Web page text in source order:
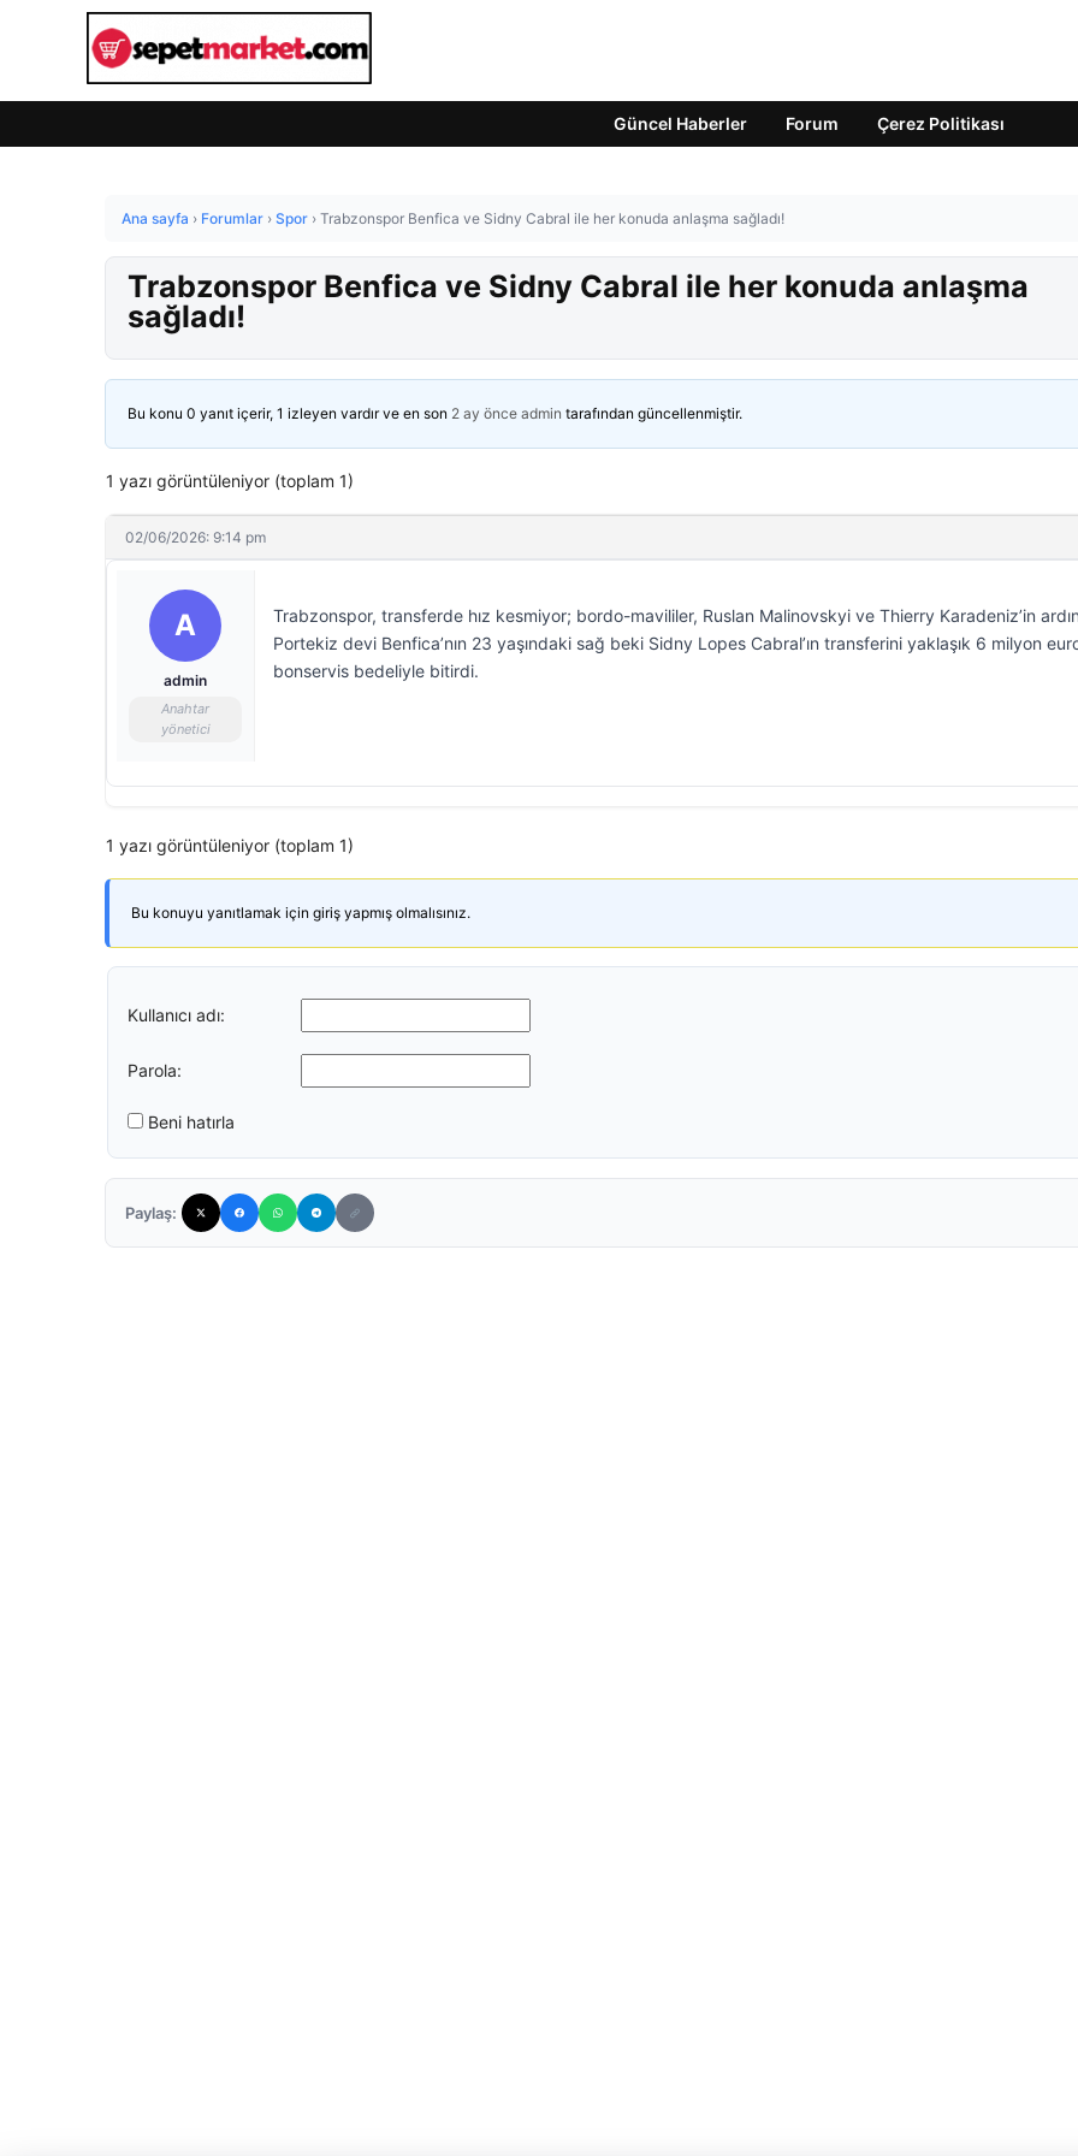
Güncel Haberler Forum Çerez Politikası
Ana sayfa › Forumlar › Spor › Trabzonspor Benfica ve Sidny Cabral ile her konuda anlaşma sağladı!
Trabzonspor Benfica ve Sidny Cabral ile her konuda anlaşma
sağladı!
Bu konu 0 yanıt içerir, 1 izleyen vardır ve en son 2 ay önce admin tarafından güncellenmiştir.
1 yazı görüntüleniyor (toplam 1)
02/06/2026: 9:14 pm
A
admin
Anahtar
yönetici
Trabzonspor, transferde hız kesmiyor; bordo-mavililer, Ruslan Malinovskyi ve Thierry Karadeniz’in
Portekiz devi Benfica’nın 23 yaşındaki sağ beki Sidny Lopes Cabral’ın transferini yaklaşık 6 milyon
bonservis bedeliyle bitirdi.
1 yazı görüntüleniyor (toplam 1)
Bu konuyu yanıtlamak için giriş yapmış olmalısınız.
Kullanıcı adı:
Parola:
Beni hatırla
Paylaş: